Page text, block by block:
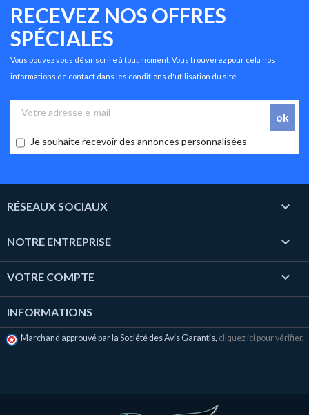
RECEVEZ NOS OFFRES
SPÉCIALES
Vous pouvez vous désinscrire à tout moment. Vous trouverez pour cela nos
informations de contact dans les conditions d'utilisation du site.
Je souhaite recevoir des annonces personnalisées
RÉSEAUX SOCIAUX 
NOTRE ENTREPRISE 
VOTRE COMPTE 
INFORMATIONS
Marchand approuvé par la Société des Avis Garantis, cliquez ici pour vérifier.